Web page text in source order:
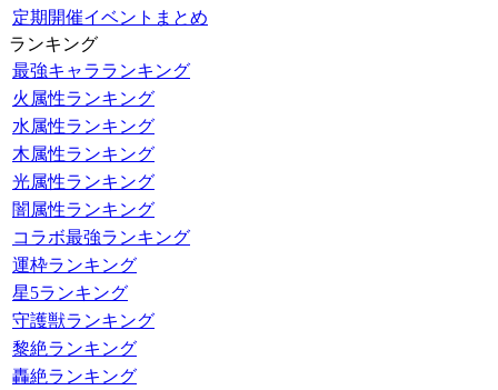
定期開催イベントまとめ
ランキング
最強キャラランキング
火属性ランキング
水属性ランキング
木属性ランキング
光属性ランキング
闇属性ランキング
コラボ最強ランキング
運枠ランキング
星5ランキング
守護獣ランキング
黎絶ランキング
轟絶ランキング